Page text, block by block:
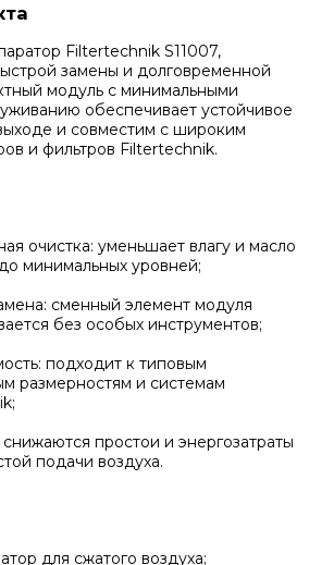
Filtertechnik S11007,
замены и долговременной
модуль с минимальными
обеспечивает устойчивое
и совместим с широким
и фильтров Filtertechnik.
очистка: уменьшает влагу и масло
минимальных уровней;
сменный элемент модуля
без особых инструментов;
подходит к типовым
размерностям и системам
простои и энергозатраты
подачи воздуха.
для сжатого воздуха;